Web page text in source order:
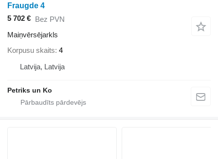
Fraugde 4
5 702 € Bez PVN
Maiņvērsējarkls
Korpusu skaits 4
Latvija, Latvija
Petriks un Ko